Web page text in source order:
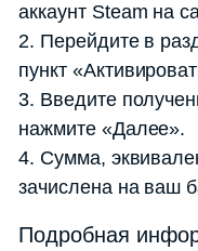
аккаунт Steam на
2. Перейдите в
пункт
3. Введите
нажмите «Далее».
4. Сумма,
зачислена на ваш
Подробная